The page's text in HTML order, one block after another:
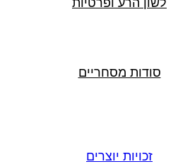
סודות מסחריים
זכויות יוצרים